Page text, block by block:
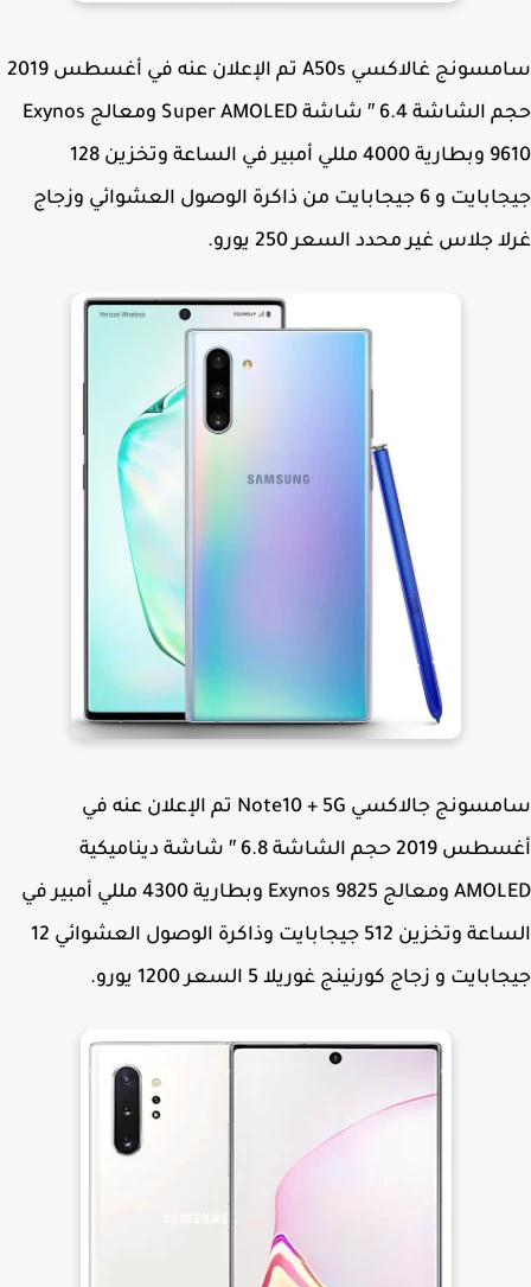
سامسونج غالاكسي A50s تم الإعلان عنه في أغسطس 2019
حجم الشاشة 6.4 ″ شاشة Super AMOLED ومعالج Exynos
9610 وبطارية 4000 مللي أمبير في الساعة وتخزين 128
جيجابايت و 6 جيجابايت من ذاكرة الوصول العشوائي وزجاج
جلاس غير محدد السعر 250 يورو.
سامسونج جالاكسي Note10 + 5G تم الإعلان عنه في
أغسطس 2019 حجم الشاشة 6.8 ″ شاشة ديناميكية
AMOLED ومعالج Exynos 9825 وبطارية 4300 مللي أمبير في
الساعة وتخزين 512 جيجابايت وذاكرة الوصول العشوائي 12
و زجاج كورنينج غوريلا 5 السعر 1200 يورو.